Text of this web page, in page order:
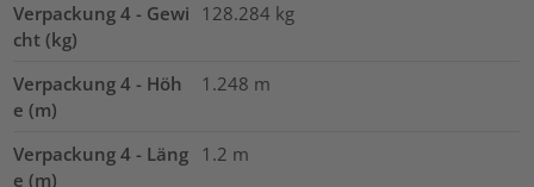
Verpackung 4 - Gewi
cht (kg)
128.284 kg
Verpackung 4 - Höh
e (m)
1.248 m
Verpackung 4 - Läng
e (m)
1.2 m